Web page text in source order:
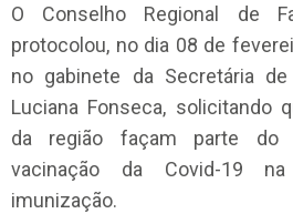
O Conselho Regional de
protocolou, no dia 08 de
no gabinete da Secretária
Luciana Fonseca, solicitando
da região façam parte do
vacinação da Covid-19
imunização.